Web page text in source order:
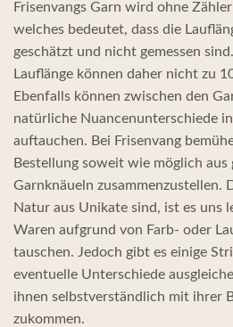
Frisenvangs Garn wird ohne
welches bedeutet, dass die
geschätzt und nicht gemessen
Lauflänge können daher nicht zu
Ebenfalls können zwischen den
natürliche Nuancenunterschiede
auftauchen. Bei Frisenvang
Bestellung soweit wie möglich aus
Garnknäueln zusammenzustellen.
Natur aus Unikate sind, ist es uns
Waren aufgrund von Farb- oder
tauschen. Jedoch gibt es einige
eventuelle Unterschiede
ihnen selbstverständlich mit ihrer
zukommen.